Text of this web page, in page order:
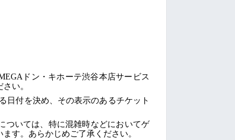
ドン・キホーテ渋谷本店サービス
い。
日付を決め、その表示のあるチケット
ついては、特に混雑時などにおいてゲ
す。あらかじめご了承ください。